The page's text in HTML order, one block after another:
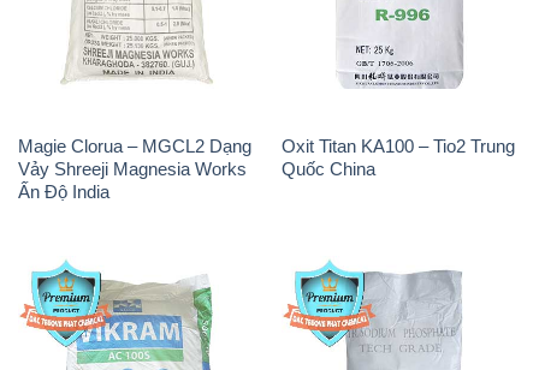
Magie Clorua – MGCL2 Dạng
Vảy Shreeji Magnesia Works
Ấn Độ India
Oxit Titan KA100 – Tio2 Trung
Quốc China